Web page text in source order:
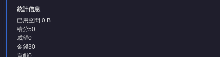
統計信息
已用空間 0 B
積分50
威望0
金錢30
貢獻0